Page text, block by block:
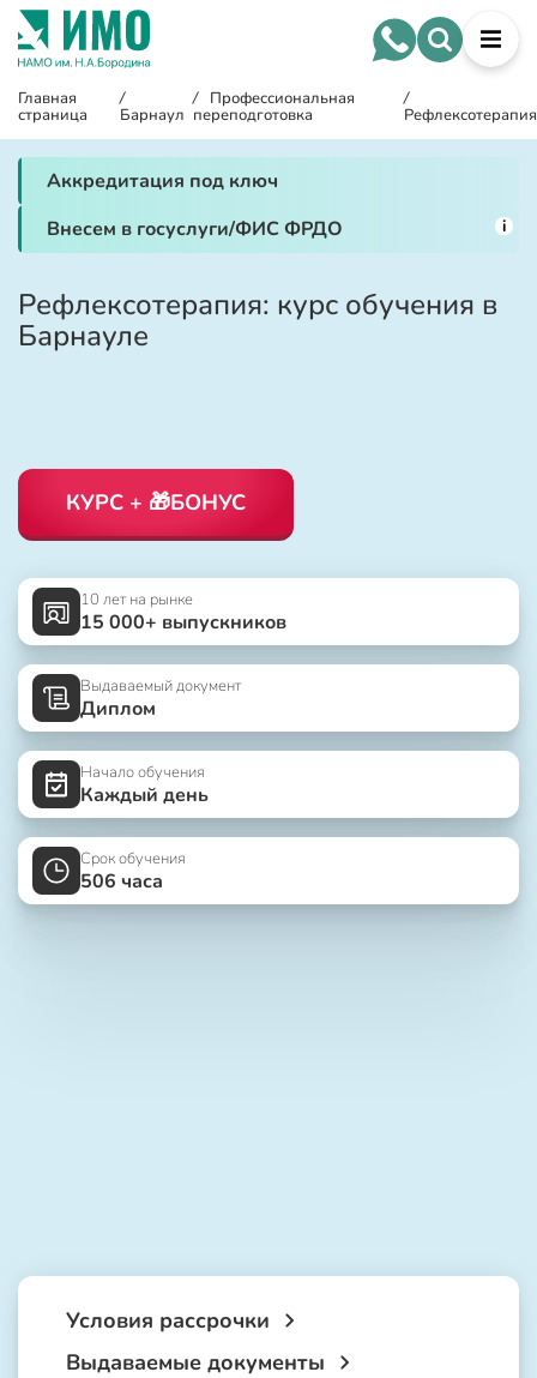
Главная
страница
/
Барнаул
/ Профессиональная
переподготовка
/
Рефлексотерапия
Аккредитация под ключ
Внесем в госуслуги/ФИС ФРДО
i
Рефлексотерапия: курс обучения в
Барнауле
КУРС + 🎁БОНУС
10 лет на рынке
15 000+ выпускников
Выдаваемый документ
Диплом
Начало обучения
Каждый день
Срок обучения
506 часа
Условия рассрочки
Выдаваемые документы